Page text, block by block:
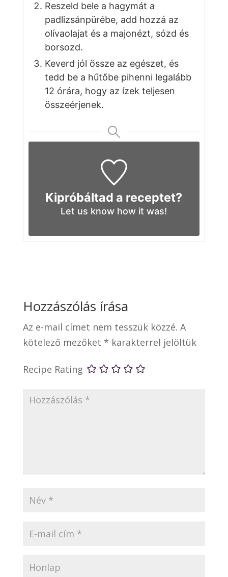
Reszeld bele a hagymát a
padlizsánpürébe, add hozzá az
olívaolajat és a majonézt, sózd és
borsozd.
Keverd jól össze az egészet, és
tedd be a hűtőbe pihenni legalább
12 órára, hogy az ízek teljesen
összeérjenek.
Kipróbáltad a receptet?
Let us know how it was!
Hozzászólás írása
Az e-mail címet nem tesszük közzé. A
kötelező mezőket * karakterrel jelöltük
Recipe Rating